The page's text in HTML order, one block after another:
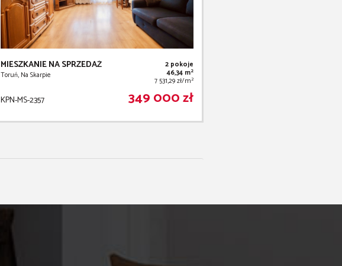
MIESZKANIE NA SPRZEDAŻ
Toruń, Na Skarpie
2 pokoje
46,34 m2
7 531,29 zł/m2
KPN-MS-2357 349 000 zł